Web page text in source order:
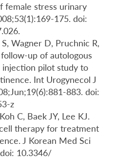
female stress urinary
175. doi:
Wagner D, Pruchnic R,
up of autologous
pilot study to
Int Urogynecol J
883. doi:
z
C, Baek JY, Lee KJ.
therapy for treatment
J Korean Med Sci
10.3346/